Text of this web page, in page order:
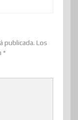
publicada. Los
*